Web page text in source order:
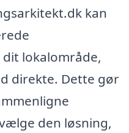
kan
lokalområde,
direkte. Dette gør
den løsning,